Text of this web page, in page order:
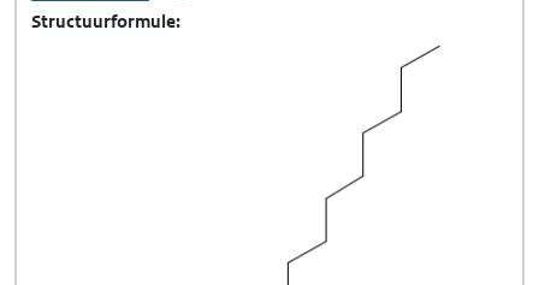
Structuurformule